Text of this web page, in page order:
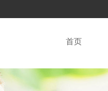
首页